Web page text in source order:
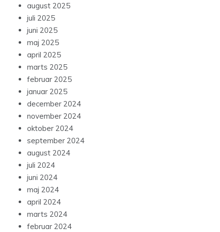
august 2025
juli 2025
juni 2025
maj 2025
april 2025
marts 2025
februar 2025
januar 2025
december 2024
november 2024
oktober 2024
september 2024
august 2024
juli 2024
juni 2024
maj 2024
april 2024
marts 2024
februar 2024